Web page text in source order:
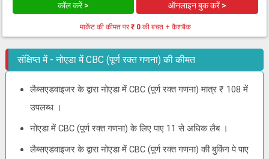
कॉल करें > ऑनलाइन बुक करें >
मार्केट की कीमत पर₹ 0की बचत + कैशबैक
संक्षिप्त में - नोएडा में CBC (पूर्ण रक्त गणना) की कीमत
लैब्सएडवाइजर के द्वारा नोएडा में CBC (पूर्ण रक्त गणना) मात्र ₹ 108 में
उपलब्ध ।
नोएडा में CBC (पूर्ण रक्त गणना) के लिए पाए 11 से अधिक लैब ।
लैब्सएडवाइजर के द्वारा नोएडा में CBC (पूर्ण रक्त गणना) की बुकिंग पे पाए